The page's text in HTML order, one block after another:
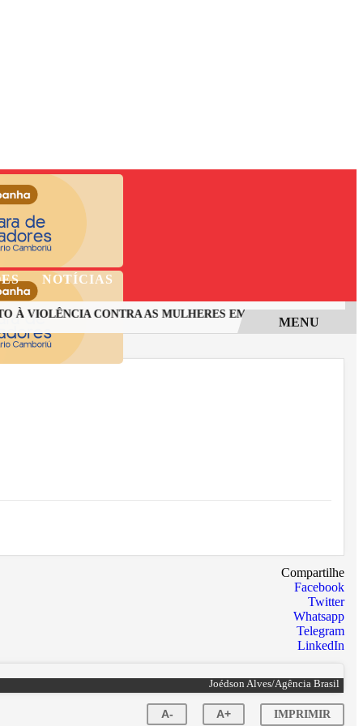
NOTÍCIAS
CONTRA AS MULHERES EM SANTA CATARINA
MENU
Compartilhe
Facebook
Twitter
Whatsapp
Telegram
LinkedIn
Joédson Alves/Agência Brasil
A- A+ IMPRIMIR